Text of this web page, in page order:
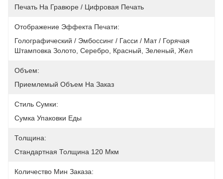
Печать На Гравюре / Цифровая Печать
Отображение Эффекта Печати:
Голографический / Эмбоссинг / Гасси / Мат / Горячая
Штамповка Золото, Серебро, Красный, Зеленый, Жел
Объем:
Приемлемый Объем На Заказ
Стиль Сумки:
Сумка Упаковки Еды
Толщина:
Стандартная Толщина 120 Мкм
Количество Мин Заказа: